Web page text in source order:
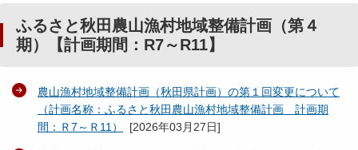
ふるさと秋田農山漁村地域整備計画（第４
期）【計画期間：R7～R11】
農山漁村地域整備計画（秋田県計画）の第１回変更について
（計画名称：ふるさと秋田農山漁村地域整備計画 計画期
間：Ｒ7～Ｒ11）
[2026年03月27日]